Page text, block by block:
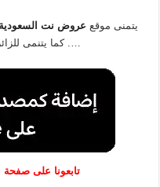
يتمنى موقع عروض نت السعودية
…. كما يتنمى
تابعونا على صفحة